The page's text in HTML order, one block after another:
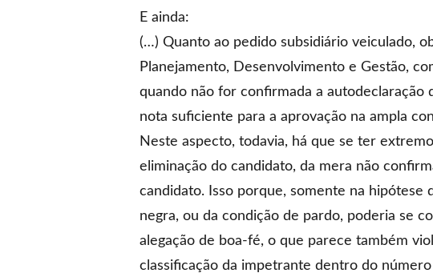
E ainda:
(…) Quanto ao pedido subsidiário veiculado,
Planejamento, Desenvolvimento e Gestão,
quando não for confirmada a
nota suficiente para a aprovação na ampla
Neste aspecto, todavia, há que se ter
eliminação do candidato, da mera não
candidato. Isso porque, somente na
negra, ou da condição de pardo, poderia se
alegação de boa-fé, o que parece também
classificação da impetrante dentro do